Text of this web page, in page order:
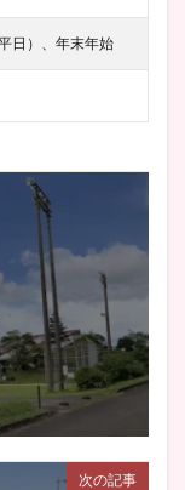
日）、年末年始
次の記事